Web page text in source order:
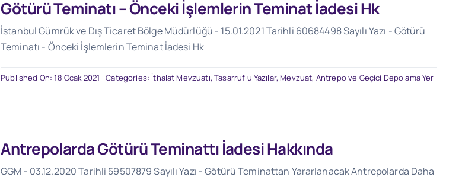
Götürü Teminatı – Önceki İşlemlerin Teminat İadesi Hk
İstanbul Gümrük ve Dış Ticaret Bölge Müdürlüğü - 15.01.2021 Tarihli 60684498 Sayılı Yazı - Götürü
Teminatı - Önceki İşlemlerin Teminat İadesi Hk
Published On: 18 Ocak 2021 Categories: İthalat Mevzuatı,Tasarruflu Yazılar, Mevzuat, Antrepo ve Geçici Depolama Yeri
Antrepolarda Götürü Teminattı İadesi Hakkında
GGM - 03.12.2020 Tarihli 59507879 Sayılı Yazı - Götürü Teminattan Yararlanacak Antrepolarda Daha